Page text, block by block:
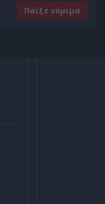
Παίξε νόμιμα